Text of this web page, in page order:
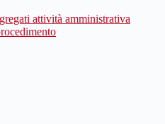
attività amministrativa